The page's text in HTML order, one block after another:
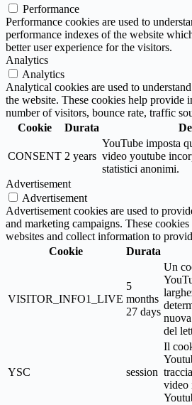
Performance
Performance cookies are used to
performance indexes of the website
better user experience for the visitors.
Analytics
Analytics
Analytical cookies are used to
the website. These cookies help provide
number of visitors, bounce rate, traffic
Cookie
Durata
CONSENT 2 years
YouTube imposta
video youtube
statistici anonimi.
Advertisement
Advertisement
Advertisement cookies are used to
and marketing campaigns. These
websites and collect information to
Cookie
Durata
VISITOR_INFO1_LIVE
5
months
27 days
Un
del
YSC session
Il
video